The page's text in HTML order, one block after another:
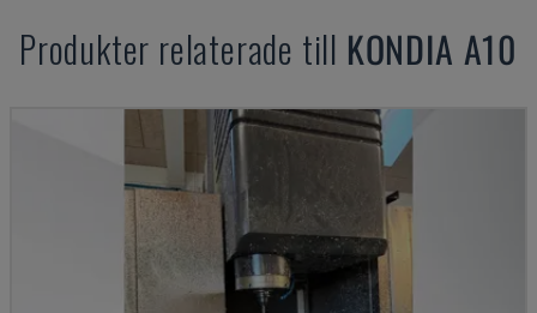
Produkter relaterade till KONDIA A10